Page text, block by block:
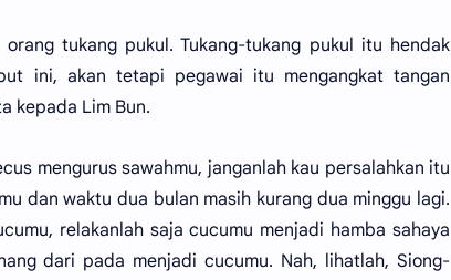
tukang pukul. Tukang-tukang pukul itu hendak
ini, akan tetapi pegawai itu mengangkat tangan
kepada Lim Bun.
mengurus sawahmu, janganlah kau persalahkan itu
dan waktu dua bulan masih kurang dua minggu lagi.
relakanlah saja cucumu menjadi hamba sahaya
dari pada menjadi cucumu. Nah, lihatlah, Siong-